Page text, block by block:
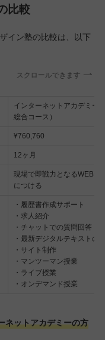
比較
イン塾の比較は、以下
スクロールできます
インターネットアカデミー
総合コース）
¥760,760
12ヶ月
現場で即戦力となるWEBデ
につける
・履歴書作成サポート
・求人紹介
・チャットでの質問回答
・最新デジタルテキストの
・サイト制作
・マンツーマン授業
・ライブ授業
・オンデマンド授業
ネットアカデミーの方